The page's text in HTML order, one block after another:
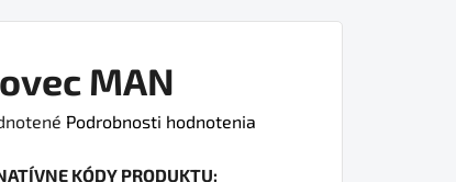
MAN
Podrobnosti hodnotenia
KÓDY PRODUKTU: